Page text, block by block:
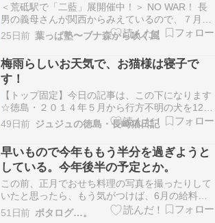
＜荒砥駅で「二藍」展開催中！＞ NO WAR！ 長
男の義母さんが関西からみえているので、７月14
日に白鷹町にお連れしました。 フラワー長井線終
点の荒砥駅は、「白鷹町観光協会」の事務所も併
設され、地元産品の展示販売もなされています
が、今ここで、白鷹の紅花と徳島の藍のコラボ展
が開催さ…
25日前 葉っぱ塾〜ブナ森から吹く風
梅雨らしいお天気で、お猫様は寝子で
す！
【トップ固定】今日の記事は、この下になります
☆徳島・２０１４年５月から行方不明の犬を12年
探しています ↑ ↑詳細はWEBサイトに記載してい
ます。※２０２６年５月、行方不明から１２年
で、グーちゃん捜索に区切りを付けました。私の
足を使っての捜索は終えましたが、グーちゃんの
消息をご存…
49日前 ジュジュの徳島・長崎猫日記
早いもので今年ももう半分を過ぎようと
している。今年後半の予定とか。
この前、正月でおせち料理の写真を撮ったりして
いたと思ったら、もう気がつけば、6月の給料日
も過ぎ、今年半分が過ぎようかとしている。
(^_^;)非常に早いペースで時間が流れている気が
51日前 ポタログ…。